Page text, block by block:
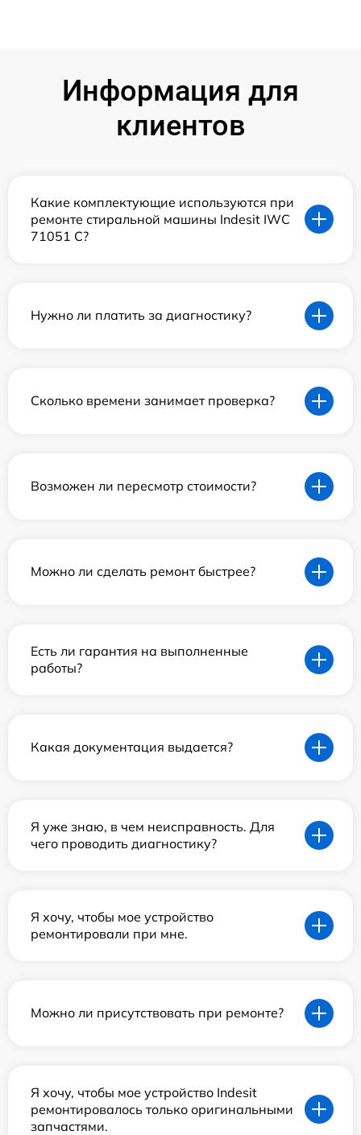
Информация для
клиентов
Какие комплектующие используются при
ремонте стиральной машины Indesit IWC
71051 C?
Нужно ли платить за диагностику?
Сколько времени занимает проверка?
Возможен ли пересмотр стоимости?
Можно ли сделать ремонт быстрее?
Есть ли гарантия на выполненные
работы?
Какая документация выдается?
Я уже знаю, в чем неисправность. Для
чего проводить диагностику?
Я хочу, чтобы мое устройство
ремонтировали при мне.
Можно ли присутствовать при ремонте?
Я хочу, чтобы мое устройство Indesit
ремонтировалось только оригинальными
запчастями.